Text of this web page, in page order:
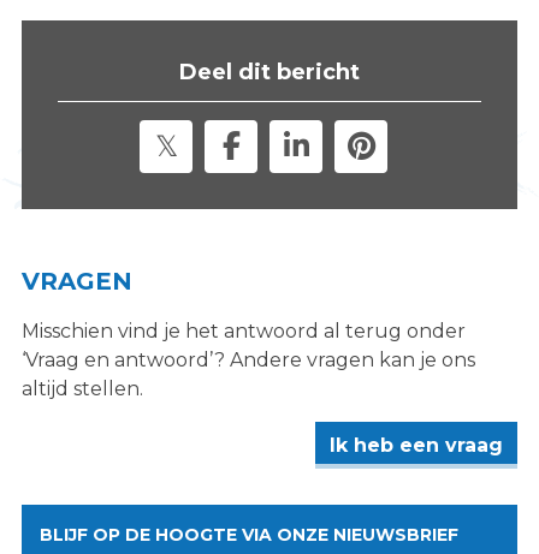
Deel dit bericht
VRAGEN
Misschien vind je het antwoord al terug onder
‘Vraag en antwoord’? Andere vragen kan je ons
altijd stellen.
Ik heb een vraag
BLIJF OP DE HOOGTE VIA ONZE NIEUWSBRIEF